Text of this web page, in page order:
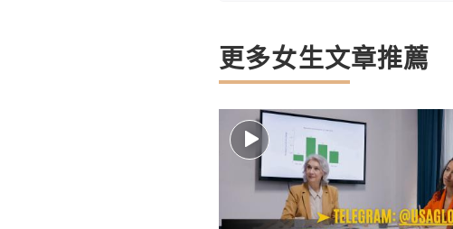
更多女生文章推薦